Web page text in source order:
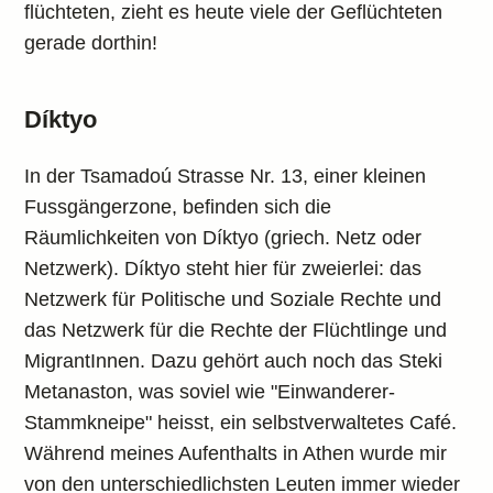
flüchteten, zieht es heute viele der Geflüchteten
gerade dorthin!
Díktyo
In der Tsamadoú Strasse Nr. 13, einer kleinen
Fussgängerzone, befinden sich die
Räumlichkeiten von Díktyo (griech. Netz oder
Netzwerk). Díktyo steht hier für zweierlei: das
Netzwerk für Politische und Soziale Rechte und
das Netzwerk für die Rechte der Flüchtlinge und
MigrantInnen. Dazu gehört auch noch das Steki
Metanaston, was soviel wie "Einwanderer-
Stammkneipe" heisst, ein selbstverwaltetes Café.
Während meines Aufenthalts in Athen wurde mir
von den unterschiedlichsten Leuten immer wieder